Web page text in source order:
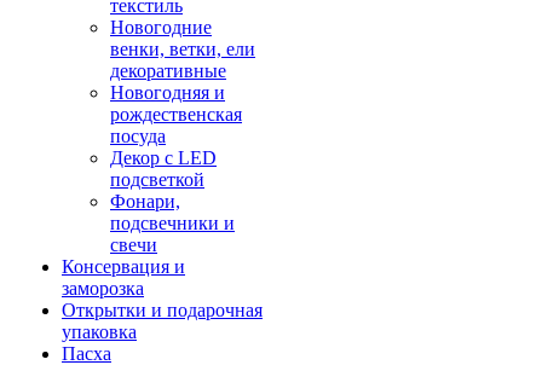
текстиль
Новогодние
венки, ветки, ели
декоративные
Новогодняя и
рождественская
посуда
Декор с LED
подсветкой
Фонари,
подсвечники и
свечи
Консервация и
заморозка
Открытки и подарочная
упаковка
Пасха